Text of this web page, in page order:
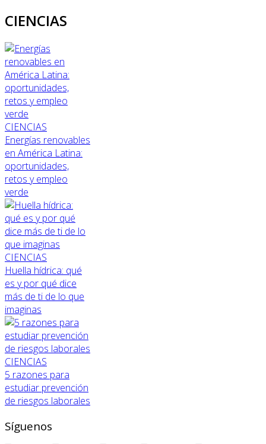
CIENCIAS
CIENCIAS
Energías renovables
en América Latina:
oportunidades,
retos y empleo
verde
CIENCIAS
Huella hídrica: qué
es y por qué dice
más de ti de lo que
imaginas
CIENCIAS
5 razones para
estudiar prevención
de riesgos laborales
Síguenos